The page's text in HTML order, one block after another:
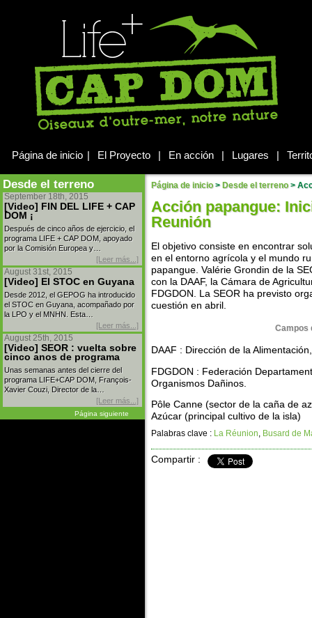
Página de inicio | El Proyecto | En acción | Lugares |
Desde el terreno
September 18th, 2015
[Video] FIN DEL LIFE + CAP
DOM ¡
Después de cinco años de ejercicio, el
programa LIFE + CAP DOM, apoyado
por la Comisión Europea y…
[Leer más...]
August 31st, 2015
[Video] El STOC en Guyana
Desde 2012, el GEPOG ha introducido
el STOC en Guyana, acompañado por
la LPO y el MNHN. Esta…
[Leer más...]
August 25th, 2015
[Video] SEOR : vuelta sobre
cinco anos de programa
Unas semanas antes del cierre del
programa LIFE+CAP DOM, François-
Xavier Couzi, Director de la…
[Leer más...]
Página siguiente
Página de inicio > Desde el terreno >
Acción papangue:
Reunión
El objetivo consiste en encontrar
en el entorno agrícola y el mundo
papangue. Valérie Grondin de la
con la DAAF, la Cámara de
FDGDON. La SEOR ha previsto
cuestión en abril.
Campos
DAAF : Dirección de la
FDGDON : Federación
Organismos Dañinos.
Pôle Canne (sector de la caña de
Azúcar (principal cultivo de la isla)
Palabras clave : La Réunion, Busard de
Compartir :